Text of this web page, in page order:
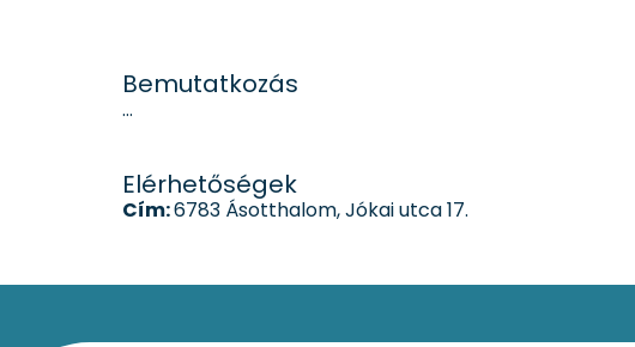
Bemutatkozás
…
Elérhetőségek
Cím:6783 Ásotthalom, Jókai utca 17.